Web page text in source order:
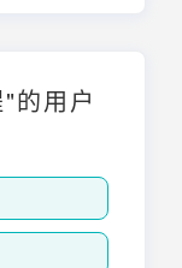
据分析效
的用户